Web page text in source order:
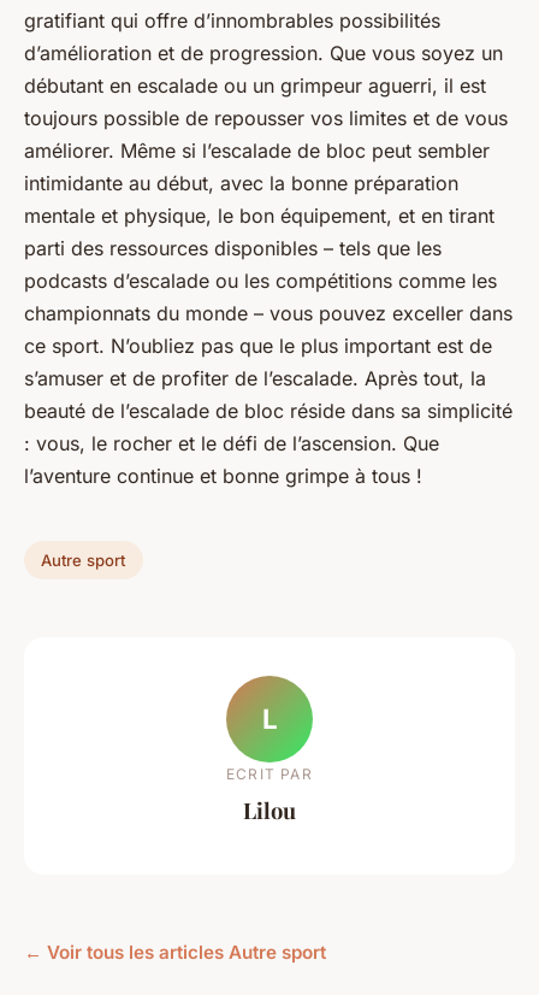
gratifiant qui offre d’innombrables possibilités
d’amélioration et de progression. Que vous soyez un
débutant en escalade ou un grimpeur aguerri, il est
toujours possible de repousser vos limites et de vous
améliorer. Même si l’escalade de bloc peut sembler
intimidante au début, avec la bonne préparation
mentale et physique, le bon équipement, et en tirant
parti des ressources disponibles – tels que les
podcasts d’escalade ou les compétitions comme les
championnats du monde – vous pouvez exceller dans
ce sport. N’oubliez pas que le plus important est de
s’amuser et de profiter de l’escalade. Après tout, la
beauté de l’escalade de bloc réside dans sa simplicité
: vous, le rocher et le défi de l’ascension. Que
l’aventure continue et bonne grimpe à tous !
Autre sport
L
ECRIT PAR
Lilou
← Voir tous les articles Autre sport